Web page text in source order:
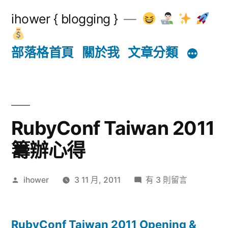
ihower { blogging }
部落格首頁 關於我 文章分類
RubyConf Taiwan 2011
籌辦心得
作
ihower 3 11 月, 2011
在
2011
有 3 則留言
RubyConf Taiwan 2011 Opening &